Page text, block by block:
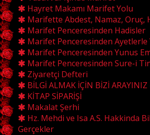
Hayret Makamı Marifet Yolu
Marifette Abdest, Namaz, Oruç,
Marifet Penceresinden Hadisler
Marifet Penceresinden Ayetlerle
Marifet Penceresinden Yunus
Marifet Penceresinden Sure-i
Ziyaretçi Defteri
BİLGİ ALMAK İÇİN BİZİ ARAYINIZ
KİTAP SİPARİŞİ
Makalat Şerhi
Hz. Mehdi ve Isa A.S. Hakkinda
Gerçekler